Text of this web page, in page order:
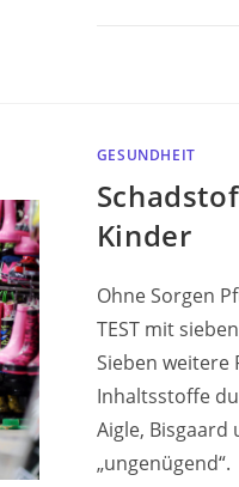
GESUNDHEIT
Kinder
Ohne Sorgen
TEST mit
Sieben
Inhaltsstoffe
Aigle,
„ungenügend“.